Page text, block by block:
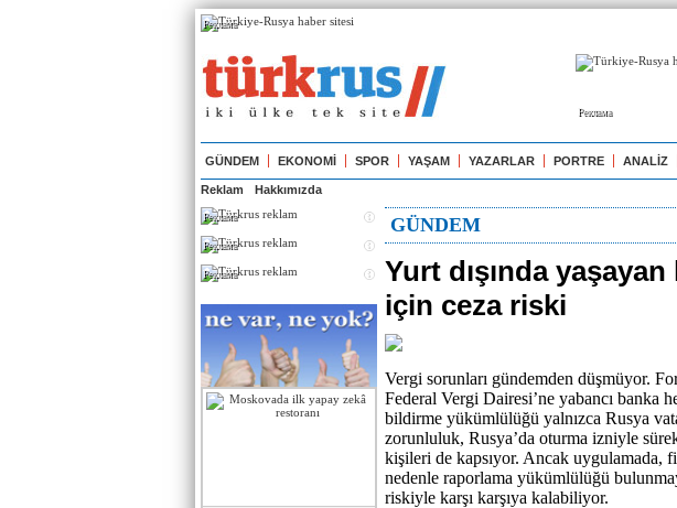
Реклама
Реклама
GÜNDEM EKONOMİ SPOR YAŞAM YAZARLAR PORTRE ANALİZ
Reklam Hakkımızda
Реклама
Реклама
Реклама
GÜNDEM
Yurt dışında
için ceza riski
Vergi sorunları gündemden düşmüyor.
Federal Vergi Dairesi’ne yabancı banka
bildirme yükümlülüğü yalnızca Rusya
zorunluluk, Rusya’da oturma izniyle
kişileri de kapsıyor. Ancak uygulamada,
nedenle raporlama yükümlülüğü
riskiyle karşı karşıya kalabiliyor.